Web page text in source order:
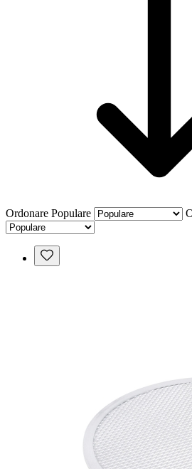
Ordonare Populare